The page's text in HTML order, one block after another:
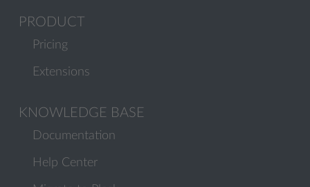
PRODUCT
Pricing
Extensions
KNOWLEDGE BASE
Documentation
Help Center